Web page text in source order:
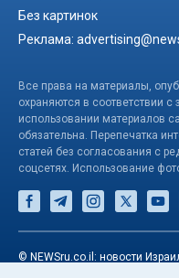
Без картинок
Реклама:
Все права на материалы,
охраняются в соответствии
использовании материалов
обязательна. Перепечатка
статей без согласования с
соцсетях. Использование
© NEWSru.co.il: новости